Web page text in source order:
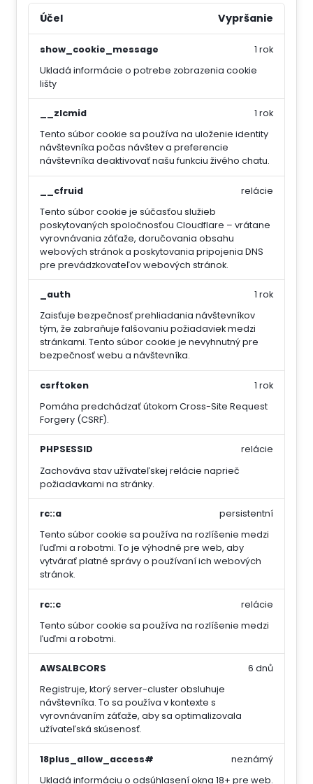
Účel Vypršanie
show_cookie_message
Ukladá informácie o potrebe zobrazenia cookie
lišty
1 rok
__zlcmid
Tento súbor cookie sa používa na uloženie identity
návštevníka počas návštev a preferencie
návštevníka deaktivovať našu funkciu živého chatu.
1 rok
__cfruid
Tento súbor cookie je súčasťou služieb
poskytovaných spoločnosťou Cloudflare – vrátane
vyrovnávania záťaže, doručovania obsahu
webových stránok a poskytovania pripojenia DNS
pre prevádzkovateľov webových stránok.
relácie
_auth
Zaisťuje bezpečnosť prehliadania návštevníkov
tým, že zabraňuje falšovaniu požiadaviek medzi
stránkami. Tento súbor cookie je nevyhnutný pre
bezpečnosť webu a návštevníka.
1 rok
csrftoken
Pomáha predchádzať útokom Cross-Site Request
Forgery (CSRF).
1 rok
PHPSESSID
Zachováva stav užívateľskej relácie naprieč
požiadavkami na stránky.
relácie
rc::a
Tento súbor cookie sa používa na rozlíšenie medzi
ľuďmi a robotmi. To je výhodné pre web, aby
vytvárať platné správy o používaní ich webových
stránok.
persistentní
rc::c
Tento súbor cookie sa používa na rozlíšenie medzi
ľuďmi a robotmi.
relácie
AWSALBCORS
Registruje, ktorý server-cluster obsluhuje
návštevníka. To sa používa v kontexte s
vyrovnávaním záťaže, aby sa optimalizovala
užívateľská skúsenosť.
6 dnů
18plus_allow_access#
Ukladá informáciu o odsúhlasení okna 18+ pre web.
neznámý